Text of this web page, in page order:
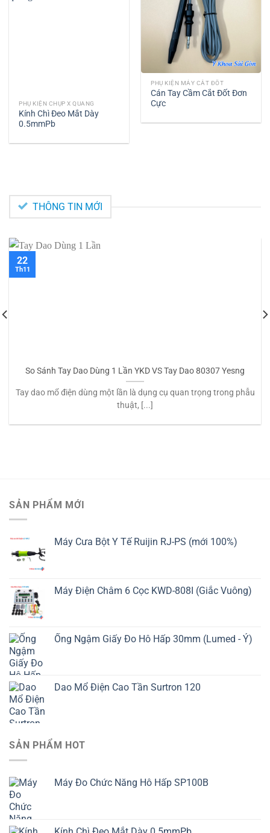
PHỤ KIỆN MÁY CẮT ĐỐT
Cán Tay Cầm Cắt Đốt Đơn
Cực
PHỤ KIỆN CHỤP X QUANG
Kính Chì Đeo Mắt Dày
0.5mmPb
THÔNG TIN MỚI
So Sánh Tay Dao Dùng 1 Lần YKD VS Tay Dao 80307 Yesng
Tay dao mổ điện dùng một lần là dụng cụ quan trọng trong phẫu
thuật, [...]
22
Th11
SẢN PHẨM MỚI
Máy Cưa Bột Y Tế Ruijin RJ-PS (mới 100%)
Máy Điện Châm 6 Cọc KWD-808I (Giắc Vuông)
Ống Ngậm Giấy Đo Hô Hấp 30mm (Lumed - Ý)
Dao Mổ Điện Cao Tần Surtron 120
SẢN PHẨM HOT
Máy Đo Chức Năng Hô Hấp SP100B